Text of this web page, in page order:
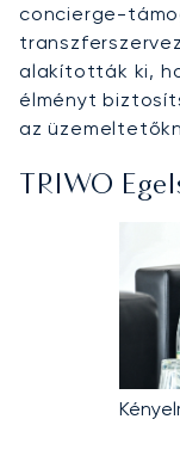
concierge-
alakították ki,
élményt
az
TRIWO